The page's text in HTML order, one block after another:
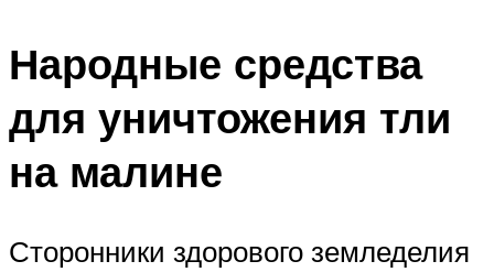
Народные средства
для уничтожения тли
на малине
Сторонники здорового земледелия